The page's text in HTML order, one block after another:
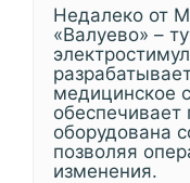
Недалеко от
«Валуево» –
медицинское
обеспечивает
оборудована
позволяя
изменения.